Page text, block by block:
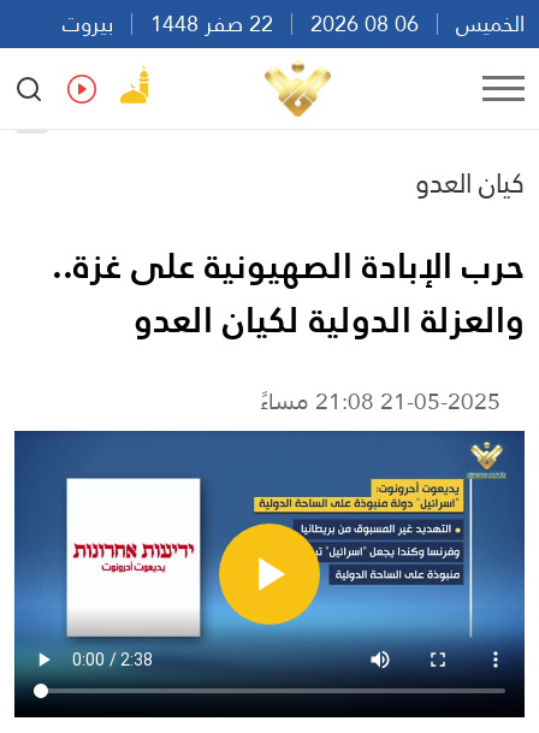
الخميس
بيروت
08:04
Ar
كيان العدو
حرب الإبادة الصهيونية على غزة..
والعزلة الدولية لكيان العدو
21-05-2025 21:08 مساءً